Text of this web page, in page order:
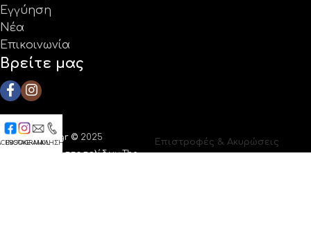
Εγγύηση
Νέα
Επικοινωνία
Βρείτε μας
Coolprotech.gr © 2025
Κατασκευή ιστοσελίδων The
Επιστροφές & Ακυρώσεις
INSTAGRAM
E-MAILΚΛΗΣΗ